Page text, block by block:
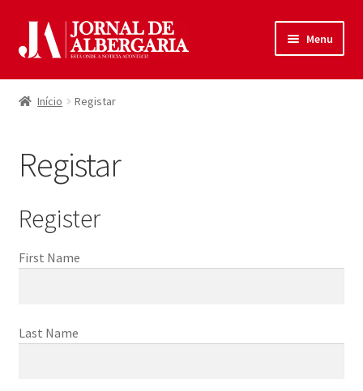
para
Saltar
para
Menu
Início
Política de Privacidade
Termos e Condições
Contactos
Registar
Início Registar
Registar
Register
First Name
Last Name